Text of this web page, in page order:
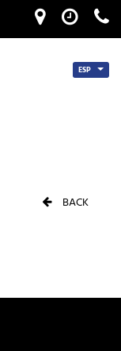
ESP
BACK